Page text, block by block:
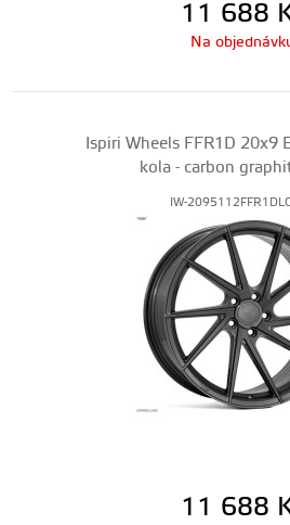
11 688
Na
Ispiri Wheels FFR1D 20x9
kola - carbon
IW-
11 688